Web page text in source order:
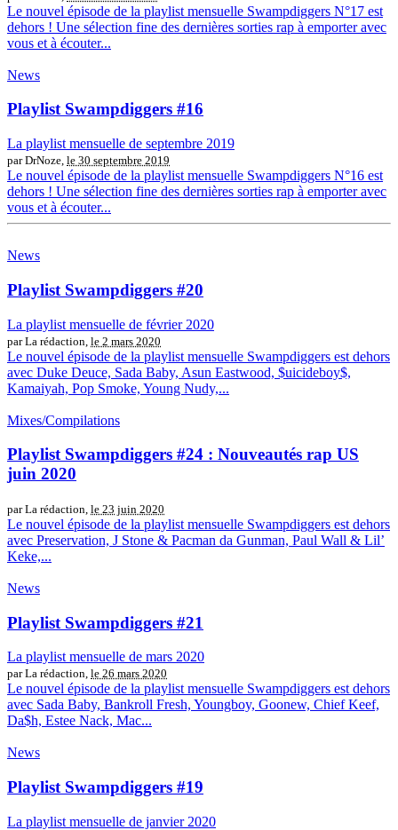
Le nouvel épisode de la playlist mensuelle Swampdiggers N°17 est
dehors ! Une sélection fine des dernières sorties rap à emporter avec
vous et à écouter...
News
Playlist Swampdiggers #16
La playlist mensuelle de septembre 2019
par DrNoze, le 30 septembre 2019
Le nouvel épisode de la playlist mensuelle Swampdiggers N°16 est
dehors ! Une sélection fine des dernières sorties rap à emporter avec
vous et à écouter...
News
Playlist Swampdiggers #20
La playlist mensuelle de février 2020
par La rédaction, le 2 mars 2020
Le nouvel épisode de la playlist mensuelle Swampdiggers est dehors
avec Duke Deuce, Sada Baby, Asun Eastwood, $uicideboy$,
Kamaiyah, Pop Smoke, Young Nudy,...
Mixes/Compilations
Playlist Swampdiggers #24 : Nouveautés rap US
juin 2020
par La rédaction, le 23 juin 2020
Le nouvel épisode de la playlist mensuelle Swampdiggers est dehors
avec Preservation, J Stone & Pacman da Gunman, Paul Wall & Lil’
Keke,...
News
Playlist Swampdiggers #21
La playlist mensuelle de mars 2020
par La rédaction, le 26 mars 2020
Le nouvel épisode de la playlist mensuelle Swampdiggers est dehors
avec Sada Baby, Bankroll Fresh, Youngboy, Goonew, Chief Keef,
Da$h, Estee Nack, Mac...
News
Playlist Swampdiggers #19
La playlist mensuelle de janvier 2020